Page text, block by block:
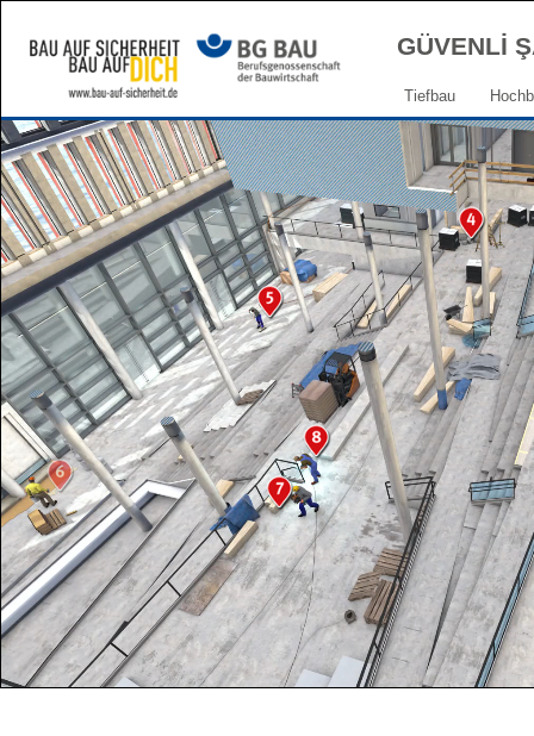
GÜVENLİ
Tiefbau